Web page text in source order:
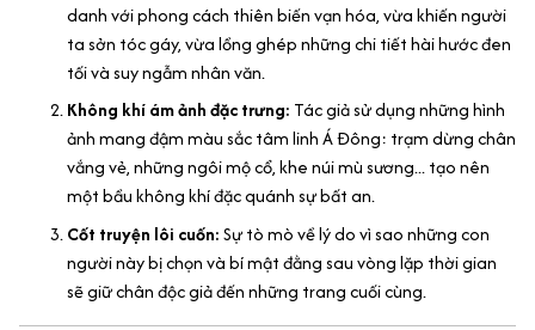
danh với phong cách thiên biến vạn hóa, vừa khiến người
ta sởn tóc gáy, vừa lồng ghép những chi tiết hài hước đen
tối và suy ngẫm nhân văn.
Không khí ám ảnh đặc trưng: Tác giả sử dụng những hình
ảnh mang đậm màu sắc tâm linh Á Đông: trạm dừng chân
vắng vẻ, những ngôi mộ cổ, khe núi mù sương... tạo nên
một bầu không khí đặc quánh sự bất an.
Cốt truyện lôi cuốn:Sự tò mò về lý do vì sao những con
người này bị chọn và bí mật đằng sau vòng lặp thời gian
sẽ giữ chân độc giả đến những trang cuối cùng.